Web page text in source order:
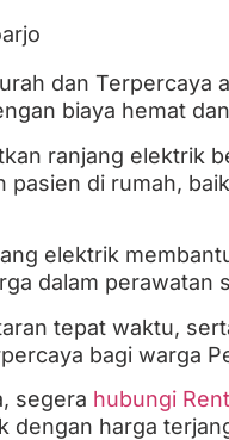
dan Terpercaya
biaya hemat
ranjang elektrik
di rumah,
elektrik
dalam perawatan
tepat waktu,
bagi warga
segera hubungi
harga